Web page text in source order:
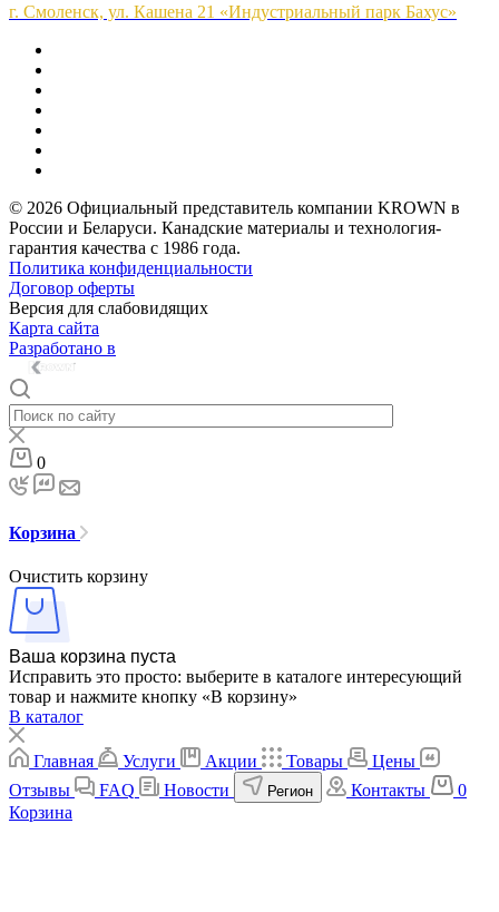
г. Смоленск, ул. Кашена 21 «Индустриальный парк Бахус»
© 2026 Официальный представитель компании KROWN в
России и Беларуси. Канадские материалы и технология-
гарантия качества с 1986 года.
Политика конфиденциальности
Договор оферты
Версия для слабовидящих
Карта сайта
Разработано в
0
Корзина
Очистить корзину
Ваша корзина пуста
Исправить это просто: выберите в каталоге интересующий
товар и нажмите кнопку «В корзину»
В каталог
Главная Услуги Акции Товары
Цены
Отзывы
FAQ Новости Регион Контакты
0
Корзина